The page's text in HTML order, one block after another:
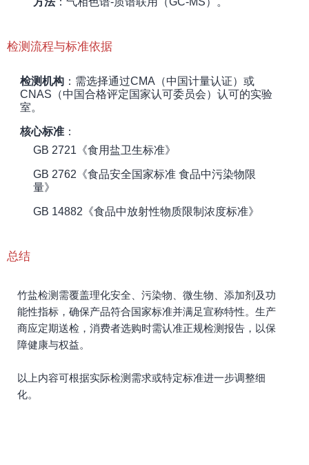
检测流程与标准依据
检测机构 ：需选择通过CMA（中国计量认证）或
CNAS（中国合格评定国家认可委员会）认可的实验
室。
核心标准 ：
GB 2721《食用盐卫生标准》
GB 2762《食品安全国家标准 食品中污染物限
量》
GB 14882《食品中放射性物质限制浓度标准》
总结
竹盐检测需覆盖理化安全、污染物、微生物、添加剂及功
能性指标，确保产品符合国家标准并满足宣称特性。生产
商应定期送检，消费者选购时需认准正规检测报告，以保
障健康与权益。
以上内容可根据实际检测需求或特定标准进一步调整细
化。